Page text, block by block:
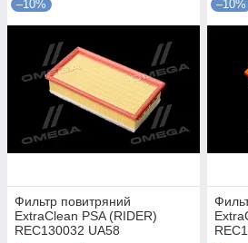
–10%
Фильтр повитряний
ExtraClean PSA (RIDER)
REC130032 UA58
–10%